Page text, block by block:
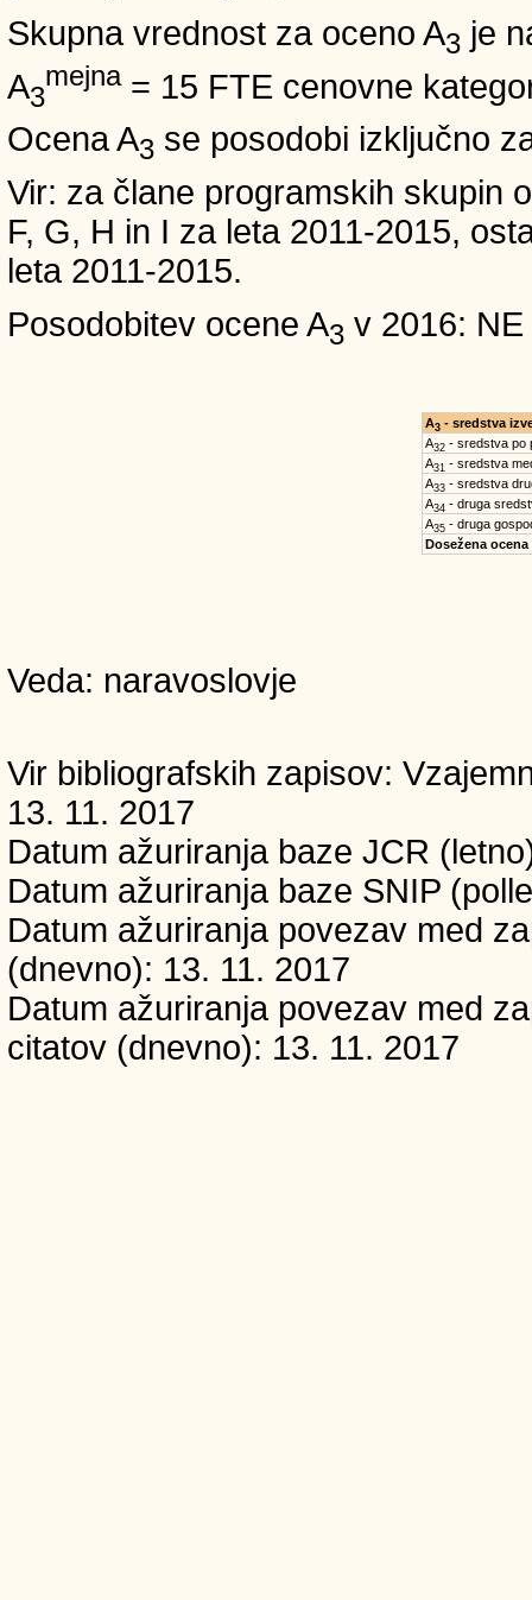
Skupna vrednost za oceno A3 je
A3
mejna= 15 FTE cenovne
Ocena A3 se posodobi izključno
Vir: za člane programskih skupin
F, G, H in I za leta 2011-2015,
leta 2011-2015.
Posodobitev ocene A3 v 2016: NE
A3- sredstva
A32- sredstva po
A31 - sredstva
A33- sredstva
A34 - druga
A35- druga
Dosežena ocena
Veda: naravoslovje
Vir bibliografskih zapisov:
13. 11. 2017
Datum ažuriranja baze JCR
Datum ažuriranja baze SNIP
Datum ažuriranja povezav med
(dnevno): 13. 11. 2017
Datum ažuriranja povezav med
citatov (dnevno): 13. 11. 2017